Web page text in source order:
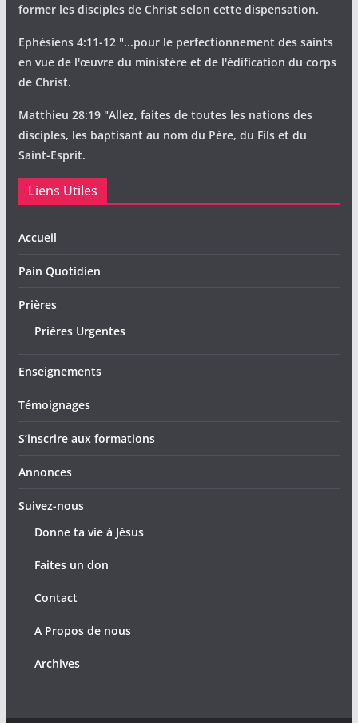
former les disciples de Christ selon cette dispensation.
Ephésiens 4:11-12 "...pour le perfectionnement des saints
en vue de l'œuvre du ministère et de l'édification du corps
de Christ.
Matthieu 28:19 "Allez, faites de toutes les nations des
disciples, les baptisant au nom du Père, du Fils et du
Saint-Esprit.
Liens Utiles
Accueil
Pain Quotidien
Prières
Prières Urgentes
Enseignements
Témoignages
S’inscrire aux formations
Annonces
Suivez-nous
Donne ta vie à Jésus
Faites un don
Contact
A Propos de nous
Archives